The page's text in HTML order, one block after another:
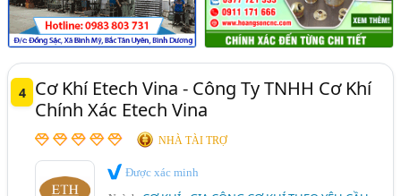
4
Cơ Khí Etech Vina - Công Ty TNHH Cơ Khí
Chính Xác Etech Vina
NHÀ TÀI TRỢ
Được xác minh